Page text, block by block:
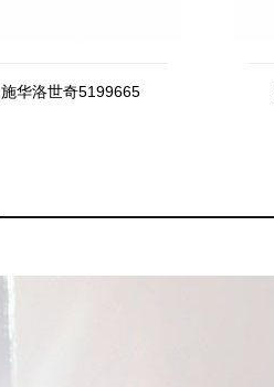
施华洛世奇5199665